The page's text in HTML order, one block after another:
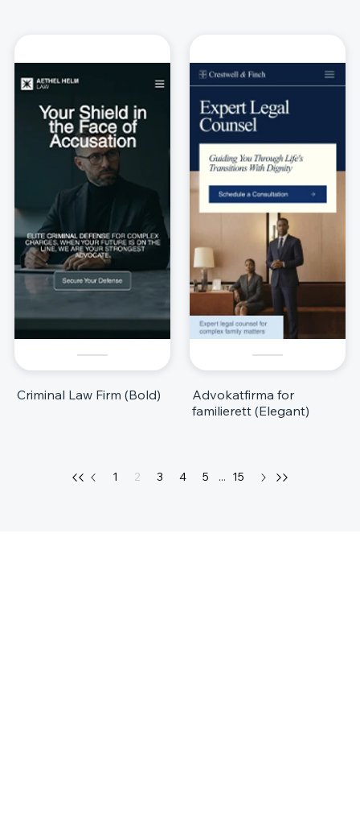
Criminal Law Firm (Bold)
Advokatfirma for
familierett (Elegant)
1 2 3 4 5 ... 15